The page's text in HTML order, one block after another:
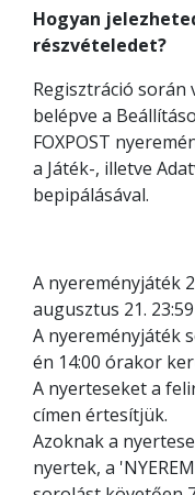
Hogyan
részvételedet?
Regisztráció során
belépve a
FOXPOST
a Játék-, illetve
bepipálásával.
A nyereményjáték
augusztus 21.
A nyereményjáték
én 14:00 órakor
A nyerteseket a
címen értesítjük.
Azoknak a
nyertek, a